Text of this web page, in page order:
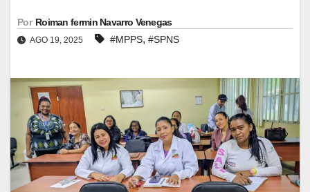
Por Roiman fermin Navarro Venegas
AGO 19, 2025 #MPPS, #SPNS